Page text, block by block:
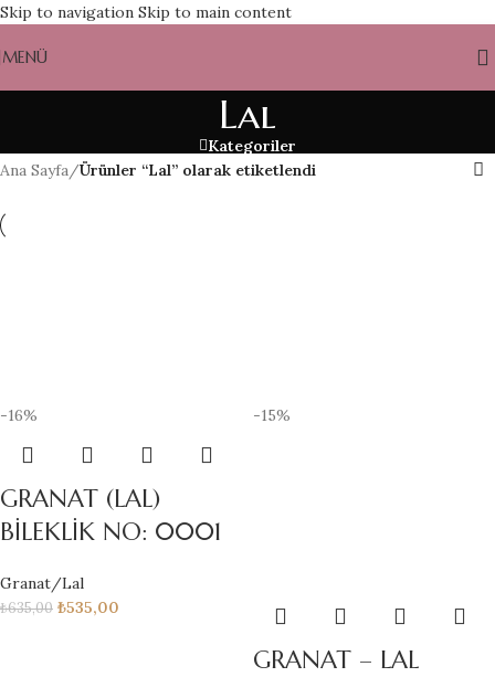
Skip to navigation Skip to main content
MENÜ
Lal
Kategoriler
Ana Sayfa/Ürünler “Lal” olarak etiketlendi
-16%
GRANAT (LAL)
BİLEKLİK NO: 0001
Granat/Lal
₺635,00 ₺535,00
-15%
GRANAT – LAL